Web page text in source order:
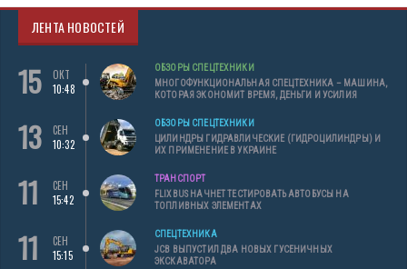
ЛЕНТА НОВОСТЕЙ
15
ОКТ
10:48
ОБЗОРЫ СПЕЦТЕХНИКИ
МНОГОФУНКЦИОНАЛЬНАЯ СПЕЦТЕХНИКА – МАШИНА,
КОТОРАЯ ЭКОНОМИТ ВРЕМЯ, ДЕНЬГИ И УСИЛИЯ
13
СЕН
10:32
ОБЗОРЫ СПЕЦТЕХНИКИ
ЦИЛИНДРЫ ГИДРАВЛИЧЕСКИЕ (ГИДРОЦИЛИНДРЫ) И
ИХ ПРИМЕНЕНИЕ В УКРАИНЕ
11
СЕН
15:42
ТРАНСПОРТ
FLIXBUS НАЧНЕТ ТЕСТИРОВАТЬ АВТОБУСЫ НА
ТОПЛИВНЫХ ЭЛЕМЕНТАХ
11
СЕН
15:15
СПЕЦТЕХНИКА
JCB ВЫПУСТИЛ ДВА НОВЫХ ГУСЕНИЧНЫХ
ЭКСКАВАТОРА